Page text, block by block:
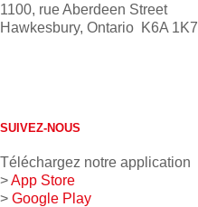
1100, rue Aberdeen Street
Hawkesbury, Ontario K6A 1K7
SUIVEZ-NOUS
Téléchargez notre application
>App Store
> Google Play